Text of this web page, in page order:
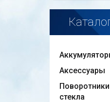
Аксессуары
стекла